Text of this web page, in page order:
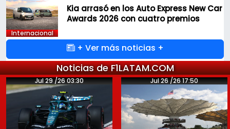
Internacional
Kia arrasó en los Auto Express New Car
Awards 2026 con cuatro premios
+ Ver más noticias +
Noticias de F1LATAM.COM
Jul 29 /26 03:30 Jul 26 /26 17:50